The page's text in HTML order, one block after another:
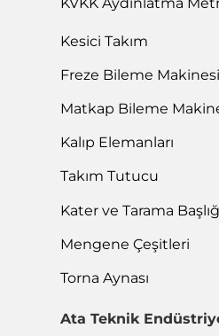
Kesici Takım
Freze Bileme Makinesi
Matkap Bileme
Kalıp Elemanları
Takım Tutucu
Kater ve Tarama
Mengene Çeşitleri
Torna Aynası
Ata Teknik